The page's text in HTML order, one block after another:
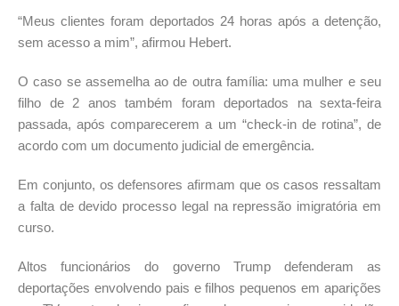
“Meus clientes foram deportados 24 horas após a detenção,
sem acesso a mim”, afirmou Hebert.
O caso se assemelha ao de outra família: uma mulher e seu
filho de 2 anos também foram deportados na sexta-feira
passada, após comparecerem a um “check-in de rotina”, de
acordo com um documento judicial de emergência.
Em conjunto, os defensores afirmam que os casos ressaltam
a falta de devido processo legal na repressão imigratória em
curso.
Altos funcionários do governo Trump defenderam as
deportações envolvendo pais e filhos pequenos em aparições